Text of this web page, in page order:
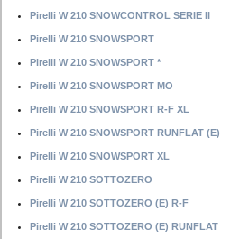
Pirelli W 210 SNOWCONTROL SERIE II
Pirelli W 210 SNOWSPORT
Pirelli W 210 SNOWSPORT *
Pirelli W 210 SNOWSPORT MO
Pirelli W 210 SNOWSPORT R-F XL
Pirelli W 210 SNOWSPORT RUNFLAT (E)
Pirelli W 210 SNOWSPORT XL
Pirelli W 210 SOTTOZERO
Pirelli W 210 SOTTOZERO (E) R-F
Pirelli W 210 SOTTOZERO (E) RUNFLAT